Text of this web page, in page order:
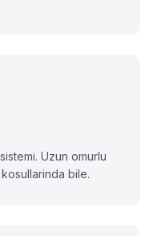
Uzun omurlu
bile.